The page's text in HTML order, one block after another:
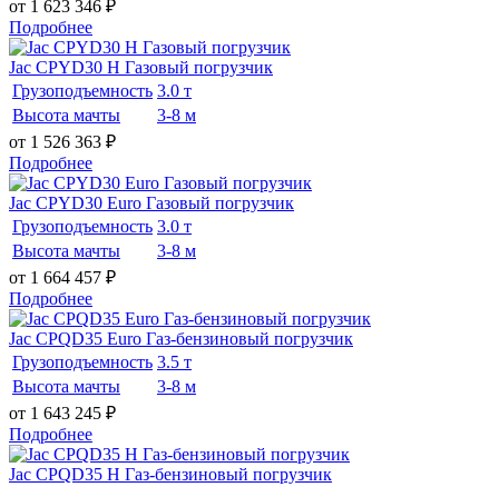
от 1 623 346 ₽
Подробнее
Jac CPYD30 H Газовый погрузчик
Грузоподъемность 3.0 т
Высота мачты
3-8 м
от 1 526 363 ₽
Подробнее
Jac CPYD30 Euro Газовый погрузчик
Грузоподъемность 3.0 т
Высота мачты
3-8 м
от 1 664 457 ₽
Подробнее
Jac CPQD35 Euro Газ-бензиновый погрузчик
Грузоподъемность 3.5 т
Высота мачты
3-8 м
от 1 643 245 ₽
Подробнее
Jac CPQD35 H Газ-бензиновый погрузчик